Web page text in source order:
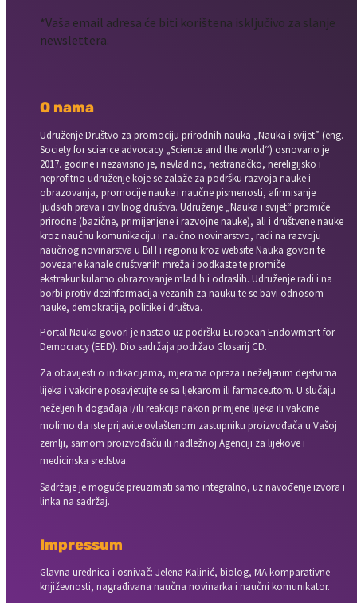
*Vaša email adresa će biti korištena isključivo za slanje
newslettera.
O nama
Udruženje Društvo za promociju prirodnih nauka „Nauka i svijet” (eng.
Society for science advocacy „Science and the world“) osnovano je
2017. godine i nezavisno je, nevladino, nestranačko, nereligijsko i
neprofitno udruženje koje se zalaže za podršku razvoja nauke i
obrazovanja, promocije nauke i naučne pismenosti, afirmisanje
ljudskih prava i civilnog društva. Udruženje „Nauka i svijet“ promiče
prirodne (bazične, primijenjene i razvojne nauke), ali i društvene nauke
kroz naučnu komunikaciju i naučno novinarstvo, radi na razvoju
naučnog novinarstva u BiH i regionu kroz website Nauka govori te
povezane kanale društvenih mreža i podkaste te promiče
ekstrakurikularno obrazovanje mladih i odraslih. Udruženje radi i na
borbi protiv dezinformacija vezanih za nauku te se bavi odnosom
nauke, demokratije, politike i društva.
Portal Nauka govori je nastao uz podršku European Endowment for
Democracy (EED). Dio sadržaja podržao Glosarij CD.
Za obavijesti o indikacijama, mjerama opreza i neželjenim dejstvima
lijeka i vakcine posavjetujte se sa ljekarom ili farmaceutom. U slučaju
neželjenih događaja i/ili reakcija nakon primjene lijeka ili vakcine
molimo da iste prijavite ovlaštenom zastupniku proizvođača u Vašoj
zemlji, samom proizvođaču ili nadležnoj Agenciji za lijekove i
medicinska sredstva.
Sadržaje je moguće preuzimati samo integralno, uz navođenje izvora i
linka na sadržaj.
Impressum
Glavna urednica i osnivač: Jelena Kalinić, biolog, MA komparativne
književnosti, nagrađivana naučna novinarka i naučni komunikator.